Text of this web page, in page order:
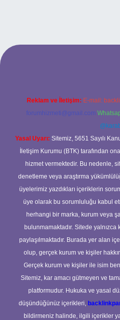
Reklam ve İletişim: E-mail:
forumhizmeti@gmail.com
Yasal Uyarı: Sitemiz, 5651 Sayılı
İletişim Kurumu (BTK) tarafından
hizmet vermektedir. Bu nedenle,
denetleme veya araştırma
üyelerimiz yazdıkları içeriklerin
üye olarak bu sorumluluğu kabul
herhangi bir marka, kurum veya
bulunmamaktadır. Sitede yalnızca
paylaşılmaktadır. Burada yer alan
olup, gerçek kurum ve kişiler
Gerçek kurum ve kişiler ile isim
Sitemiz, kar amacı gütmeyen ve
platformudur. Hukuka ve yasal
düşündüğünüz içerikleri,
bildirmeniz halinde, ilgili içerikler